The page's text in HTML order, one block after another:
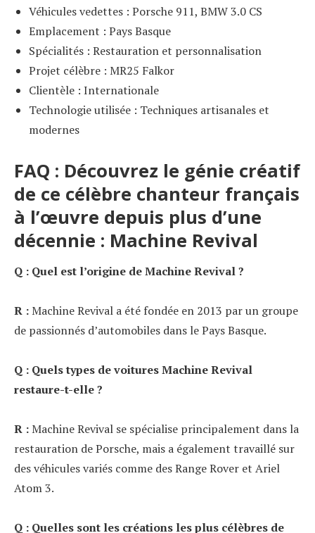
Véhicules vedettes : Porsche 911, BMW 3.0 CS
Emplacement : Pays Basque
Spécialités : Restauration et personnalisation
Projet célèbre : MR25 Falkor
Clientèle : Internationale
Technologie utilisée : Techniques artisanales et
modernes
FAQ : Découvrez le génie créatif
de ce célèbre chanteur français
à l’œuvre depuis plus d’une
décennie : Machine Revival
Q : Quel est l’origine de Machine Revival ?
R :Machine Revival a été fondée en 2013 par un groupe
de passionnés d’automobiles dans le Pays Basque.
Q : Quels types de voitures Machine Revival
restaure-t-elle ?
R :Machine Revival se spécialise principalement dans la
restauration de Porsche, mais a également travaillé sur
des véhicules variés comme des Range Rover et Ariel
Atom 3.
Q : Quelles sont les créations les plus célèbres de